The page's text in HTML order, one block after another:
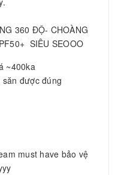
360 ĐỘ- CHOÀNG
SIÊU SEOOO
~400ka
được đúng
must have bảo vệ